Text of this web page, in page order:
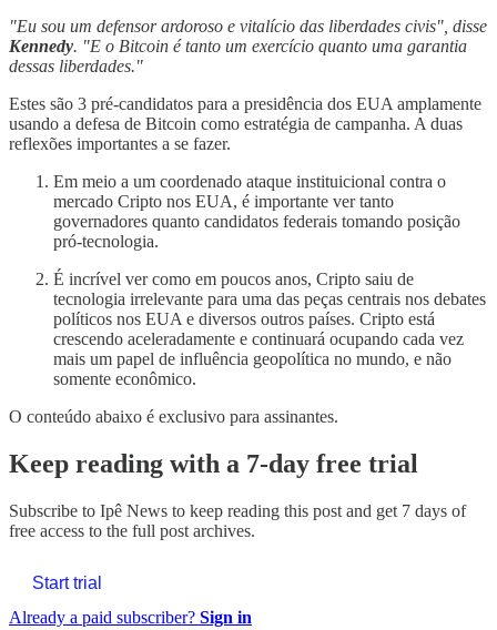
"Eu sou um defensor ardoroso e vitalício das liberdades civis", disse
Kennedy. "E o Bitcoin é tanto um exercício quanto uma garantia
dessas liberdades."
Estes são 3 pré-candidatos para a presidência dos EUA amplamente
usando a defesa de Bitcoin como estratégia de campanha. A duas
reflexões importantes a se fazer.
Em meio a um coordenado ataque instituicional contra o
mercado Cripto nos EUA, é importante ver tanto
governadores quanto candidatos federais tomando posição
pró-tecnologia.
É incrível ver como em poucos anos, Cripto saiu de
tecnologia irrelevante para uma das peças centrais nos debates
políticos nos EUA e diversos outros países. Cripto está
crescendo aceleradamente e continuará ocupando cada vez
mais um papel de influência geopolítica no mundo, e não
somente econômico.
O conteúdo abaixo é exclusivo para assinantes.
Keep reading with a 7-day free trial
Subscribe to Ipê News to keep reading this post and get 7 days of
free access to the full post archives.
Start trial
Already a paid subscriber? Sign in